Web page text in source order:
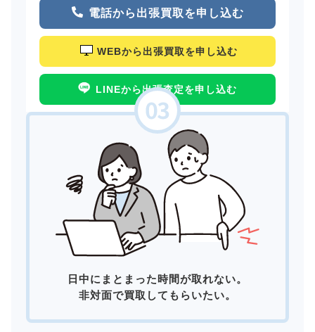
電話から出張買取を申し込む
WEBから出張買取を申し込む
LINEから出張査定を申し込む
日中にまとまった時間が取れない。
非対面で買取してもらいたい。